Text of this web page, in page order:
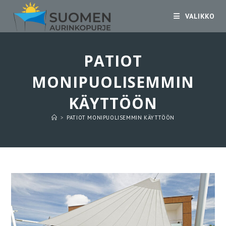
suoraan
sisältöön
VALIKKO
PATIOT
MONIPUOLISEMMIN
KÄYTTÖÖN
> PATIOT MONIPUOLISEMMIN KÄYTTÖÖN